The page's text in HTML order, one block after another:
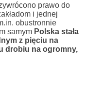
prawo do
i jednej
obustronnie
samym Polska stała
z pięciu na
drobiu na ogromny,